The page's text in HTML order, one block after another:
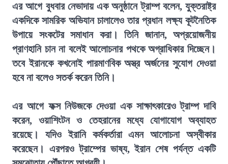
এর আগে বুধবার নেভাদায় এক অনুষ্ঠানে ট্রাম্প বলেন, যুক্তরাষ্ট্র
একদিকে সামরিক অভিযান চালালেও তার প্রধান লক্ষ্য কূটনৈতিক
উপায়ে সংকটের সমাধান করা। তিনি জানান, অপ্রয়োজনীয়
প্রাণহানি চান না বলেই আলোচনার পথকে অগ্রাধিকার দিচ্ছেন।
তবে ইরানকে কখনোই পারমাণবিক অস্ত্র অর্জনের সুযোগ দেওয়া
হবে না বলেও সতর্ক করেন তিনি।
এর আগে ফক্স নিউজকে দেওয়া এক সাক্ষাৎকারেও ট্রাম্প দাবি
করেন, ওয়াশিংটন ও তেহরানের মধ্যে যোগাযোগ অব্যাহত
রয়েছে। যদিও ইরানি কর্মকর্তারা এমন আলোচনা অস্বীকার
করেছেন। এরপরও ট্রাম্পের ভাষ্য, ইরান শেষ পর্যন্ত একটি